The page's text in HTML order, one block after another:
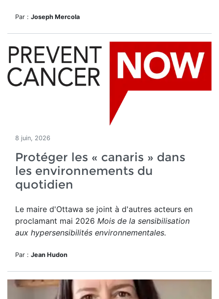
Par : Joseph Mercola
8 juin, 2026
Protéger les « canaris » dans
les environnements du
quotidien
Le maire d'Ottawa se joint à d'autres acteurs en
proclamant mai 2026 Mois de la sensibilisation
aux hypersensibilités environnementales.
Par : Jean Hudon